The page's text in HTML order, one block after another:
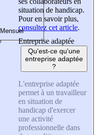
situation de handicap.
Pour en savoir plus,
consultez cet article.
Entreprise adaptée
Qu'est-ce qu'une
entreprise adaptée
?
L'entreprise adaptée
permet à un travailleur
en situation de
handicap d'exercer
une activité
professionnelle dans